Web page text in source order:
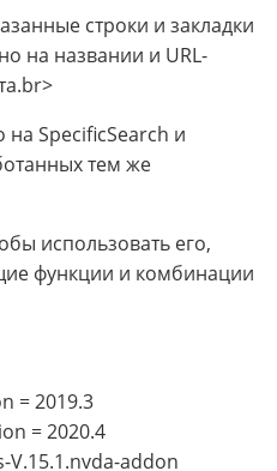
строки и закладки
на названии и URL-
SpecificSearch и
тем же
использовать его,
функции и комбинации
= 2019.3
= 2020.4
V.15.1.nvda-addon